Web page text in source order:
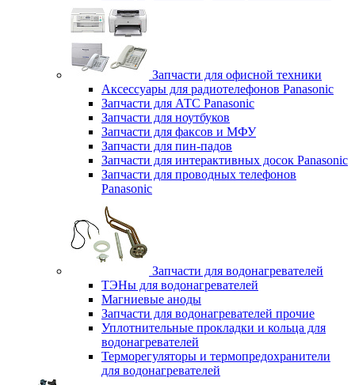
Запчасти для офисной техники
Аксессуары для радиотелефонов Panasonic
Запчасти для АТС Panasonic
Запчасти для ноутбуков
Запчасти для факсов и МФУ
Запчасти для пин-падов
Запчасти для интерактивных досок Panasonic
Запчасти для проводных телефонов
Panasonic
Запчасти для водонагревателей
ТЭНы для водонагревателей
Магниевые аноды
Запчасти для водонагревателей прочие
Уплотнительные прокладки и кольца для
водонагревателей
Терморегуляторы и термопредохранители
для водонагревателей